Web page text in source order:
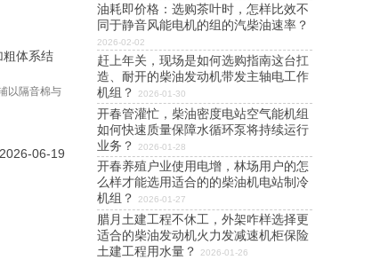
粗体系结
以隔音棉与
2026-06-19
油耗即价格：选购茶叶时，怎样比效不
同于静音风能电机的组的汽柴油速率？
2026-02-02
赶上年关，现场是如何选购指南这台扛
造、耐开的柴油发动机带发主轴电工作
机组？
2026-01-30
开春管灌忙，柴油密度电站空气能机组
如何快速质量保障水循环泵将持续运行
业务？
2026-01-28
开春养殖户业使用电增，林场用户的怎
么样才能选用适合的的柴油机电站制冷
机组？
2026-01-27
腊月土建工程不休工，外架咋样选择更
适合的柴油发动机火力发减速机柜保险
土建工程用水量？
2026-01-26